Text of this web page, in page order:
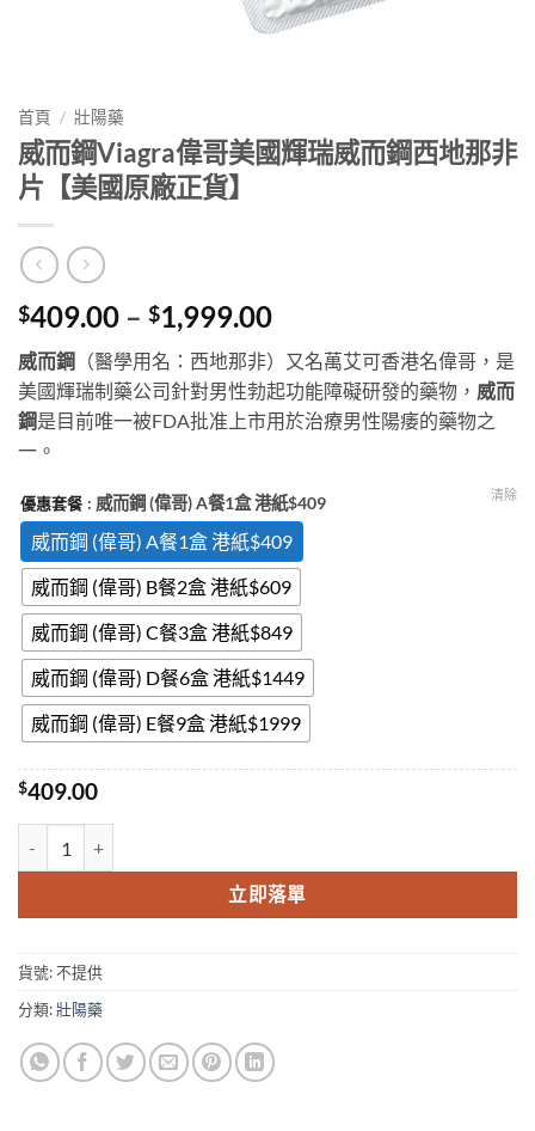
首頁 / 壯陽藥
威而鋼Viagra偉哥美國輝瑞威而鋼西地那非
片【美國原廠正貨】
$409.00 – $1,999.00Price
range:
$409.00
through
$1,999.00
威而鋼
（醫學用名：西地那非）又名萬艾可香港名偉哥，是
美國輝瑞制藥公司針對男性勃起功能障礙研發的藥物， 威而
鋼是目前唯一被FDA批准上市用於治療男性陽痿的藥物之
一。
優惠套餐 : 威而鋼 (偉哥) A餐1盒 港紙$409
威而鋼 (偉哥) A餐1盒 港紙$409
威而鋼 (偉哥) B餐2盒 港紙$609
威而鋼 (偉哥) C餐3盒 港紙$849
威而鋼 (偉哥) D餐6盒 港紙$1449
威而鋼 (偉哥) E餐9盒 港紙$1999
清除
$409.00
立即落單
貨號:不提供
分類:壯陽藥